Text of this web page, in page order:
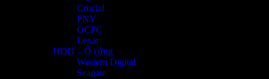
Crucial
PNY
OCPC
Lexar
HDD – Ổ cứng
Western Digital
Seagate